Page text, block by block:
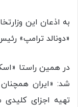
به اذعان این
«دونالد ترامپ»
در همین راستا
شد: «ایران
تهیه اجزای کلیدی